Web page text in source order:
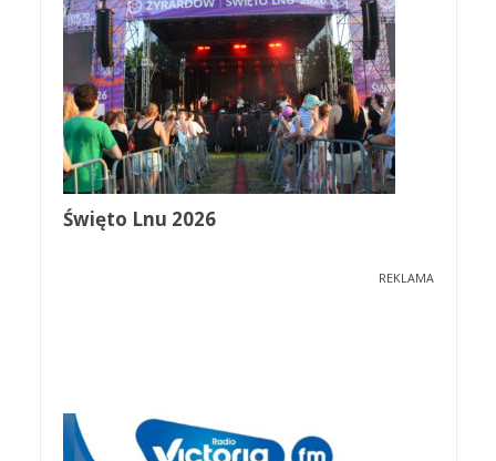
Święto Lnu 2026
REKLAMA